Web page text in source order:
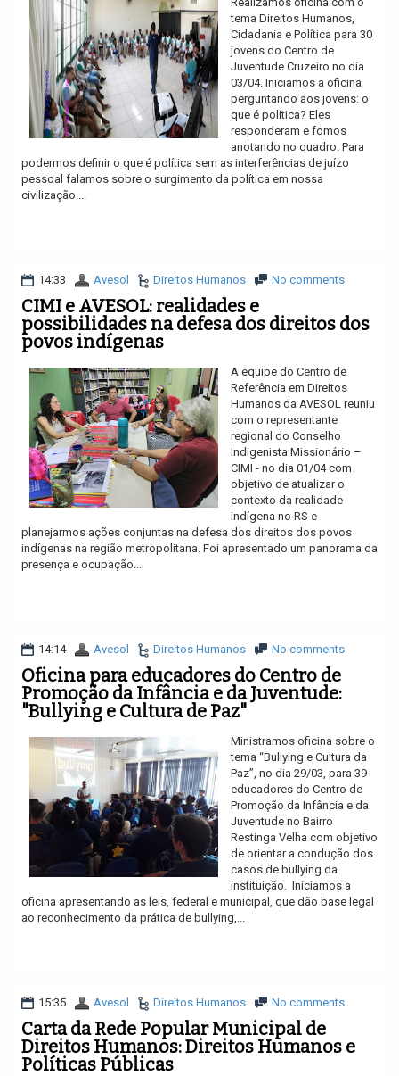
tema Direitos Humanos,
Cidadania e Política para 30
jovens do Centro de
Juventude Cruzeiro no dia
03/04. Iniciamos a oficina
perguntando aos jovens: o
que é política? Eles
responderam e fomos
anotando no quadro. Para
podermos definir o que é política sem as interferências de juízo
pessoal falamos sobre o surgimento da política em nossa
civilização....
14:33 Avesol Direitos Humanos No comments
CIMI e AVESOL: realidades e
possibilidades na defesa dos direitos dos
povos indígenas
A equipe do Centro de
Referência em Direitos
Humanos da AVESOL reuniu
com o representante
regional do Conselho
Indigenista Missionário –
CIMI - no dia 01/04 com
objetivo de atualizar o
contexto da realidade
indígena no RS e
planejarmos ações conjuntas na defesa dos direitos dos povos
indígenas na região metropolitana. Foi apresentado um panorama da
presença e ocupação...
14:14 Avesol Direitos Humanos No comments
Oficina para educadores do Centro de
Promoção da Infância e da Juventude:
"Bullying e Cultura de Paz"
Ministramos oficina sobre o
tema “Bullying e Cultura da
Paz”, no dia 29/03, para 39
educadores do Centro de
Promoção da Infância e da
Juventude no Bairro
Restinga Velha com objetivo
de orientar a condução dos
casos de bullying da
instituição. Iniciamos a
oficina apresentando as leis, federal e municipal, que dão base legal
ao reconhecimento da prática de bullying,...
15:35 Avesol Direitos Humanos No comments
Carta da Rede Popular Municipal de
Direitos Humanos: Direitos Humanos e
Políticas Públicas